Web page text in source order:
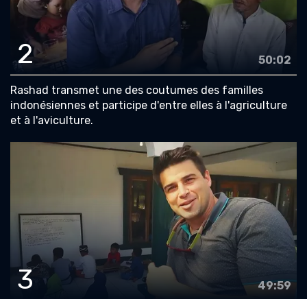
2 50:02
Rashad transmet une des coutumes des familles
indonésiennes et participe d'entre elles à l'agriculture
et à l'aviculture.
3 49:59